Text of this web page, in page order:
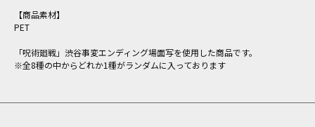
【商品素材】
PET
「呪術廻戦」渋谷事変エンディング場面写を使用した商品です。
※全8種の中からどれか1種がランダムに入っております